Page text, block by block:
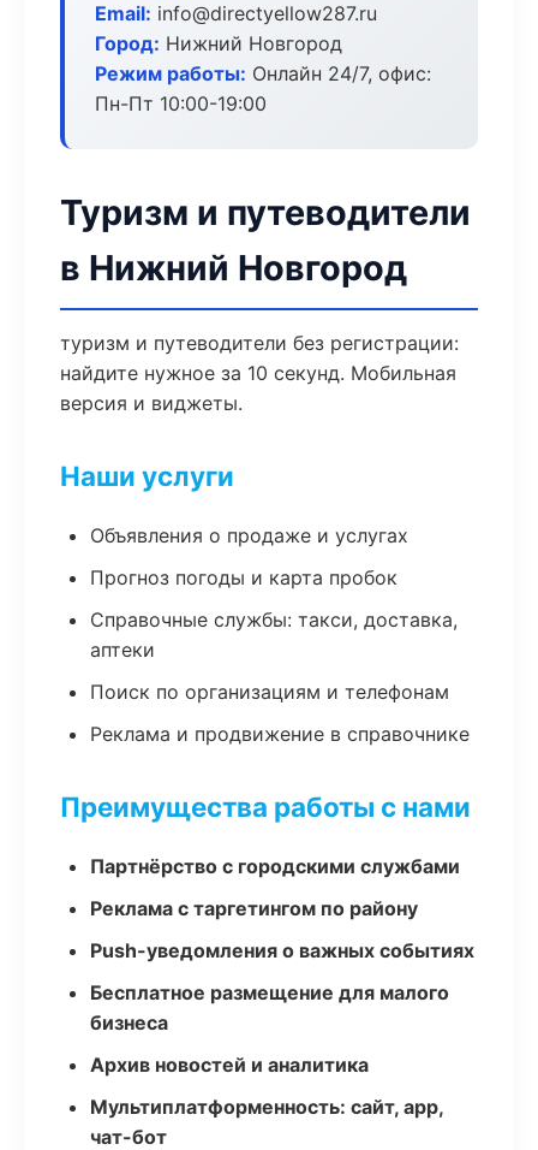
Email: info@directyellow287.ru
Город: Нижний Новгород
Режим работы: Онлайн 24/7, офис:
Пн-Пт 10:00-19:00
Туризм и путеводители
в Нижний Новгород
туризм и путеводители без регистрации:
найдите нужное за 10 секунд. Мобильная
версия и виджеты.
Наши услуги
Объявления о продаже и услугах
Прогноз погоды и карта пробок
Справочные службы: такси, доставка,
аптеки
Поиск по организациям и телефонам
Реклама и продвижение в справочнике
Преимущества работы с нами
Партнёрство с городскими службами
Реклама с таргетингом по району
Push-уведомления о важных событиях
Бесплатное размещение для малого
бизнеса
Архив новостей и аналитика
Мультиплатформенность: сайт, app,
чат-бот